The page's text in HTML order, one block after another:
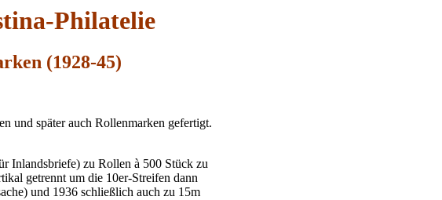
Philatelie
(1928-45)
und später auch Rollenmarken gefertigt.
Inlandsbriefe) zu Rollen à 500 Stück zu
getrennt um die 10er-Streifen dann
und 1936 schließlich auch zu 15m